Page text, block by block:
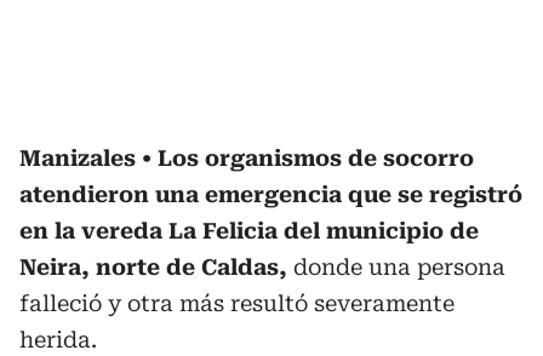
Manizales
Los organismos de socorro
atendieron una emergencia que se registró
en la vereda La Felicia del municipio de
Neira, norte de Caldas, donde una persona
falleció y otra más resultó severamente
herida.